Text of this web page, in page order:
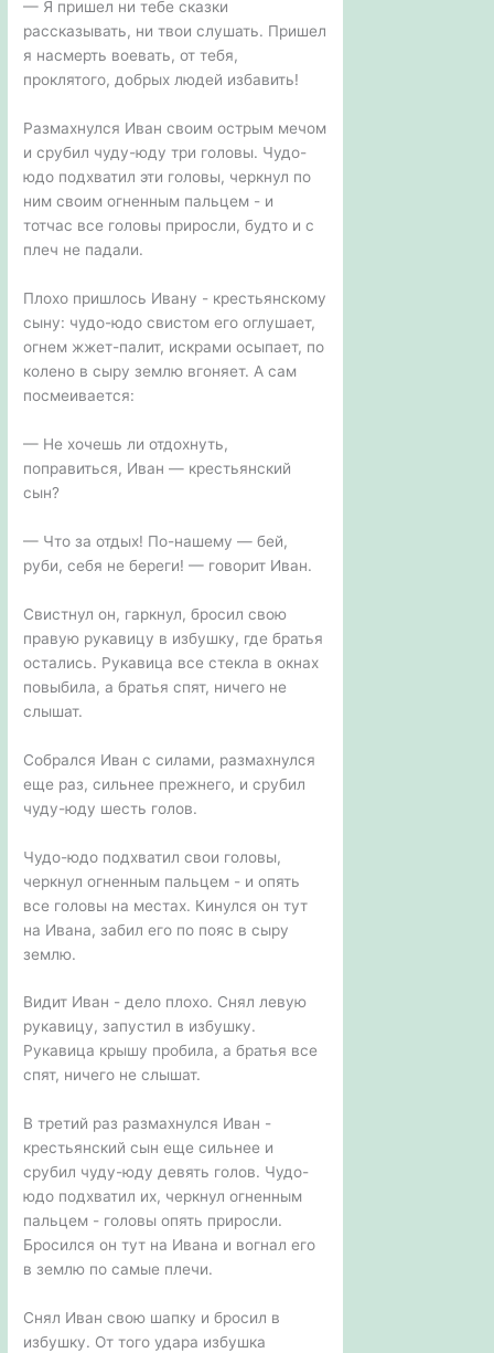
— Я пришел ни тебе сказки
рассказывать, ни твои слушать. Пришел
я насмерть воевать, от тебя,
проклятого, добрых людей избавить!
Размахнулся Иван своим острым мечом
и срубил чуду-юду три головы. Чудо-
юдо подхватил эти головы, черкнул по
ним своим огненным пальцем - и
тотчас все головы приросли, будто и с
плеч не падали.
Плохо пришлось Ивану - крестьянскому
сыну: чудо-юдо свистом его оглушает,
огнем жжет-палит, искрами осыпает, по
колено в сыру землю вгоняет. А сам
посмеивается:
— Не хочешь ли отдохнуть,
поправиться, Иван — крестьянский
сын?
— Что за отдых! По-нашему — бей,
руби, себя не береги! — говорит Иван.
Свистнул он, гаркнул, бросил свою
правую рукавицу в избушку, где братья
остались. Рукавица все стекла в окнах
повыбила, а братья спят, ничего не
слышат.
Собрался Иван с силами, размахнулся
еще раз, сильнее прежнего, и срубил
чуду-юду шесть голов.
Чудо-юдо подхватил свои головы,
черкнул огненным пальцем - и опять
все головы на местах. Кинулся он тут
на Ивана, забил его по пояс в сыру
землю.
Видит Иван - дело плохо. Снял левую
рукавицу, запустил в избушку.
Рукавица крышу пробила, а братья все
спят, ничего не слышат.
В третий раз размахнулся Иван -
крестьянский сын еще сильнее и
срубил чуду-юду девять голов. Чудо-
юдо подхватил их, черкнул огненным
пальцем - головы опять приросли.
Бросился он тут на Ивана и вогнал его
в землю по самые плечи.
Снял Иван свою шапку и бросил в
избушку. От того удара избушка